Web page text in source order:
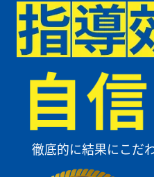
げで勉強の仕方もわかり、学校の
ことができています！将来は看護
以上に理数を頑張っていきます。
んでも聞けるので、今では塾に行
徹底的に結果にこだ